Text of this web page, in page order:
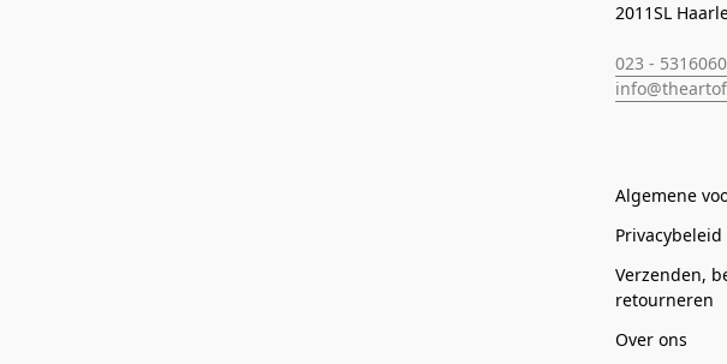
2011SL
023 - 5316060
Algemene
Privacybeleid
Verzenden,
retourneren
Over ons